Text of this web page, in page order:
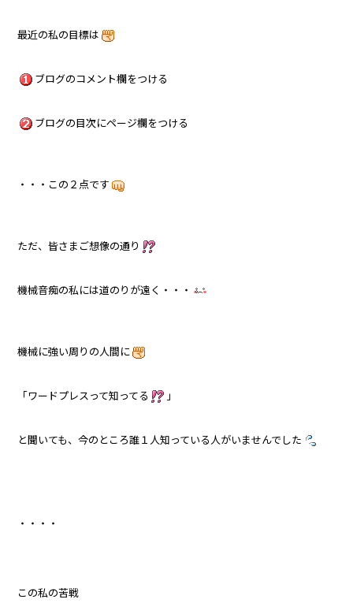
最近の私の目標は
ブログのコメント欄をつける
ブログの目次にページ欄をつける
・・・この２点です
ただ、皆さまご想像の通り
機械音痴の私には道のりが遠く・・・
機械に強い周りの人間に
「ワードプレスって知ってる 」
と聞いても、今のところ誰１人知っている人がいませんでした
・・・・
この私の苦戦